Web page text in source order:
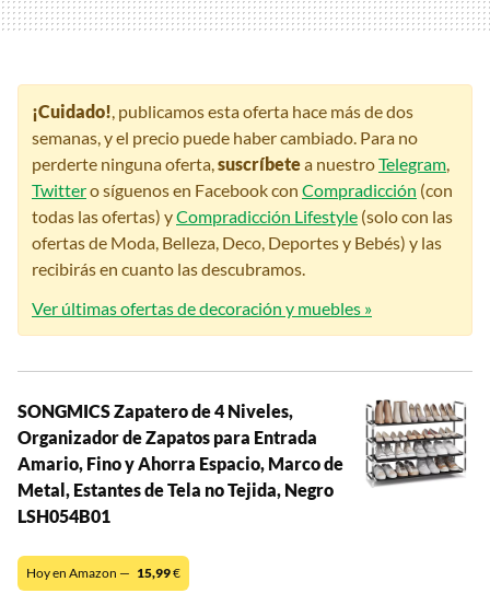
¡Cuidado!, publicamos esta oferta hace más de dos
semanas, y el precio puede haber cambiado. Para no
perderte ninguna oferta,suscríbetea nuestroTelegram,
Twittero síguenos en Facebook con Compradicción (con
todas las ofertas) yCompradicción Lifestyle (solo con las
ofertas de Moda, Belleza, Deco, Deportes y Bebés) y las
recibirás en cuanto las descubramos.
Ver últimas ofertas de decoración y muebles »
SONGMICS Zapatero de 4 Niveles,
Organizador de Zapatos para Entrada
Amario, Fino y Ahorra Espacio, Marco de
Metal, Estantes de Tela no Tejida, Negro
LSH054B01
Hoy en Amazon — 15,99€